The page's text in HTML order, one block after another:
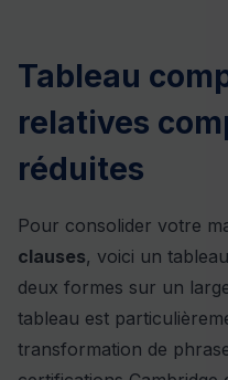
Tableau
relatives
réduites
Pour consolider votre
clauses, voici un
deux formes sur un
tableau est
transformation de